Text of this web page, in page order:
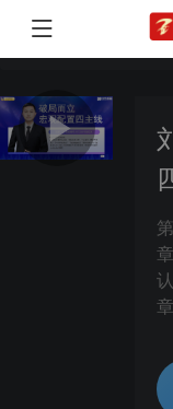
本文观点由经传多赢整理